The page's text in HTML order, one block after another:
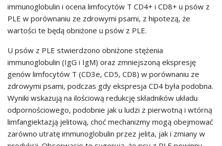
immunoglobulin i ocena limfocytów T CD4+ i CD8+ u psów z
PLE w porównaniu ze zdrowymi psami, z hipotezą, że
wartości te będą obniżone u psów z PLE.
U psów z PLE stwierdzono obniżone stężenia
immunoglobulin (IgG i IgM) oraz zmniejszoną ekspresję
genów limfocytów T (CD3e, CD5, CD8) w porównaniu ze
zdrowymi psami, podczas gdy ekspresja CD4 była podobna.
Wyniki wskazują na ilościową redukcję składników układu
odpornościowego, podobnie jak u ludzi z pierwotną i wtórną
limfangiektazją jelitową, choć mechanizmy mogą obejmować
zarówno utratę immunoglobulin przez jelita, jak i zmiany w